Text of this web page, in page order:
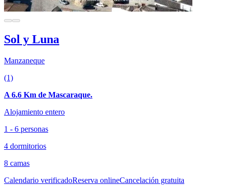
Sol y Luna
Manzaneque
(1)
A 6.6 Km de Mascaraque.
Alojamiento entero
1 - 6 personas
4 dormitorios
8 camas
Calendario verificadoReserva onlineCancelación gratuita